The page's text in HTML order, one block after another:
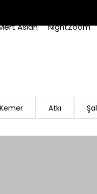
Aslan NightZoom
Kemer Atkı Şal